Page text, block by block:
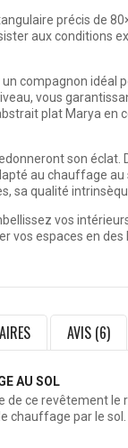
précis de
aux conditions
compagnon idéal
vous
plat Marya en
son éclat.
au chauffage au
sa qualité
vos
vos espaces en des
AVIS (6)
AU SOL
de ce revêtement le
chauffage par le sol.